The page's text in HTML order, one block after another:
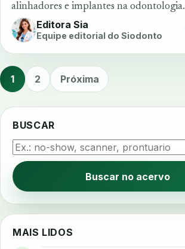
alinhadores e implantes na odontologia.
Editora Sia
Equipe editorial do Siodonto
1 2 Próxima
BUSCAR
Buscar no acervo
MAIS LIDOS